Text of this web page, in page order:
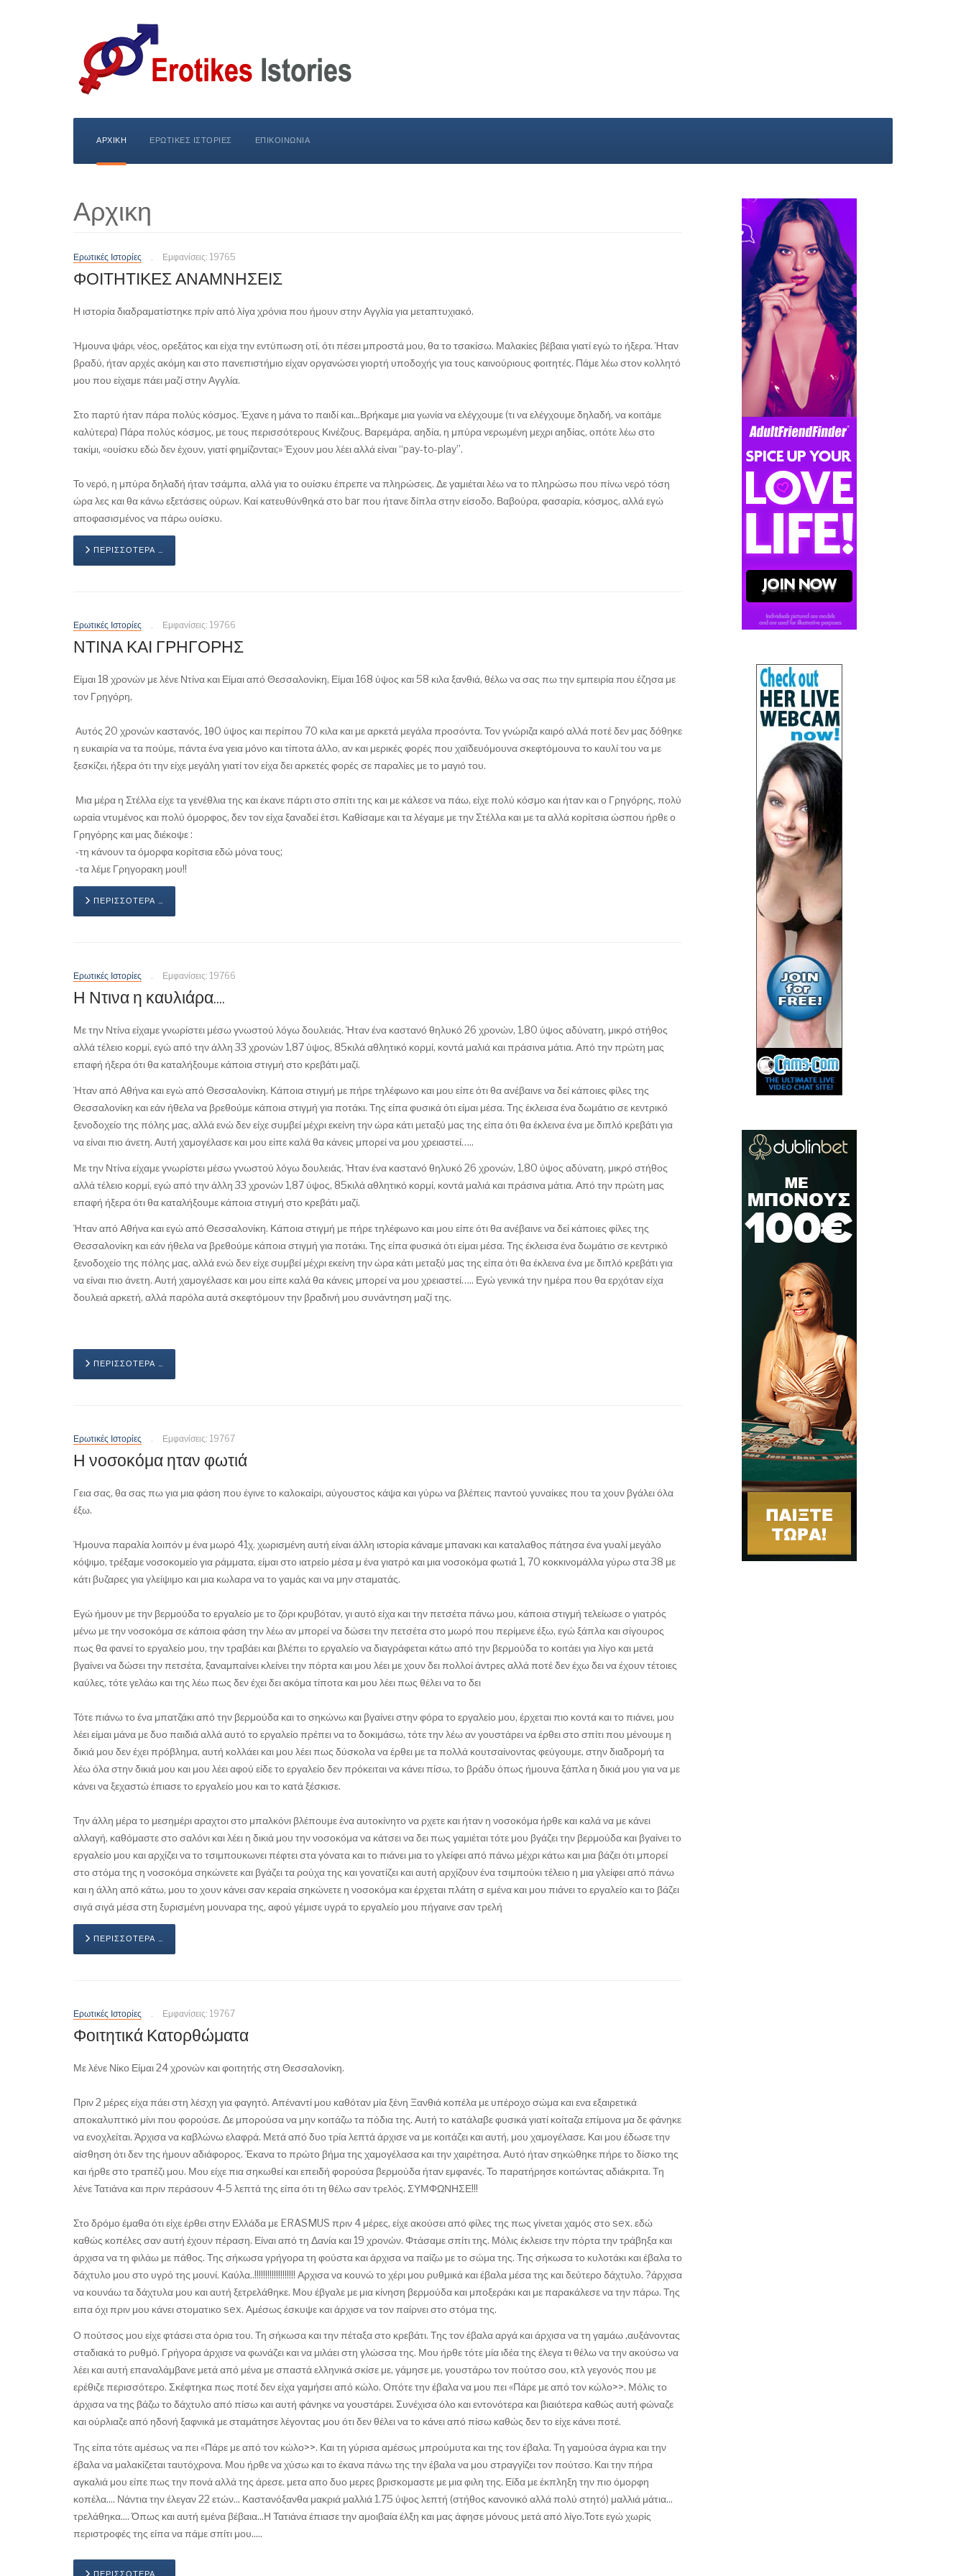
ΑΡΧΙΚΗ ΕΡΩΤΙΚΕΣ ΙΣΤΟΡΙΕΣ ΕΠΙΚΟΙΝΩΝΙΑ
Αρχικη
Ερωτικές Ιστορίες Εμφανίσεις: 19765
ΦΟΙΤΗΤΙΚΕΣ ΑΝΑΜΝΗΣΕΙΣ
Η ιστορία διαδραματίστηκε πρίν από λίγα χρόνια που ήμουν στην Αγγλία για μεταπτυχιακό.
Ήμουνα ψάρι, νέος, ορεξάτος και είχα την εντύπωση οτί, ότι πέσει μπροστά μου, θα το τσακίσω. Μαλακίες βέβαια γιατί εγώ το ήξερα. Ήταν
βραδύ, ήταν αρχές ακόμη και στο πανεπιστήμιο είχαν οργανώσει γιορτή υποδοχής για τους καινούριους φοιτητές. Πάμε λέω στον κολλητό
μου που είχαμε πάει μαζί στην Αγγλία.
Στο παρτύ ήταν πάρα πολύς κόσμος. Έχανε η μάνα το παιδί και...Βρήκαμε μια γωνία να ελέγχουμε (τι να ελέγχουμε δηλαδή, να κοιτάμε
καλύτερα) Πάρα πολύς κόσμος, με τους περισσότερους Κινέζους. Βαρεμάρα, αηδία, η μπύρα νερωμένη μεχρι αηδίας, οπότε λέω στο
τακίμι, «ουίσκυ εδώ δεν έχουν, γιατί φημίζονται;» Έχουν μου λέει αλλά είναι “pay-to-play”.
Το νερό, η μπύρα δηλαδή ήταν τσάμπα, αλλά για το ουίσκυ έπρεπε να πληρώσεις. Δε γαμιέται λέω να το πληρώσω που πίνω νερό τόση
ώρα λες και θα κάνω εξετάσεις ούρων. Καί κατευθύνθηκά στο bar που ήτανε δίπλα στην είσοδο. Βαβούρα, φασαρία, κόσμος, αλλά εγώ
αποφασισμένος να πάρω ουίσκυ.
ΠΕΡΙΣΣΌΤΕΡΑ …
Ερωτικές Ιστορίες Εμφανίσεις: 19766
ΝΤΙΝΑ ΚΑΙ ΓΡΗΓΟΡΗΣ
Είμαι 18 χρονών με λένε Ντίνα και Είμαι από Θεσσαλονίκη, Είμαι 168 ύψος και 58 κιλα ξανθιά, θέλω να σας πω την εμπειρία που έζησα με
τον Γρηγόρη,
Αυτός 20 χρονών καστανός, 1θ0 ύψος και περίπου 70 κιλα και με αρκετά μεγάλα προσόντα. Τον γνώριζα καιρό αλλά ποτέ δεν μας δόθηκε
η ευκαιρία να τα πούμε, πάντα ένα γεια μόνο και τίποτα άλλο, αν και μερικές φορές που χαϊδευόμουνα σκεφτόμουνα το καυλί του να με
ξεσκίζει, ήξερα ότι την είχε μεγάλη γιατί τον είχα δει αρκετές φορές σε παραλίες με το μαγιό του.
Μια μέρα η Στέλλα είχε τα γενέθλια της και έκανε πάρτι στο σπίτι της και με κάλεσε να πάω, είχε πολύ κόσμο και ήταν και ο Γρηγόρης, πολύ
ωραία ντυμένος και πολύ όμορφος, δεν τον είχα ξαναδεί έτσι. Καθίσαμε και τα λέγαμε με την Στέλλα και με τα αλλά κορίτσια ώσπου ήρθε ο
Γρηγόρης και μας διέκοψε :
-τη κάνουν τα όμορφα κορίτσια εδώ μόνα τους;
-τα λέμε Γρηγορακη μου!!
ΠΕΡΙΣΣΌΤΕΡΑ …
Ερωτικές Ιστορίες Εμφανίσεις: 19766
Η Ντινα η καυλιάρα....
Με την Ντίνα είχαμε γνωρίστει μέσω γνωστού λόγω δουλειάς. Ήταν ένα καστανό θηλυκό 26 χρονών, 1,80 ύψος αδύνατη, μικρό στήθος
αλλά τέλειο κορμί, εγώ από την άλλη 33 χρονών 1,87 ύψος, 85κιλά αθλητικό κορμί, κοντά μαλιά και πράσινα μάτια. Από την πρώτη μας
επαφή ήξερα ότι θα καταλήξουμε κάποια στιγμή στο κρεβάτι μαζί.
Ήταν από Αθήνα και εγώ από Θεσσαλονίκη. Κάποια στιγμή με πήρε τηλέφωνο και μου είπε ότι θα ανέβαινε να δεί κάποιες φίλες της
Θεσσαλονίκη και εάν ήθελα να βρεθούμε κάποια στιγμή για ποτάκι. Της είπα φυσικά ότι είμαι μέσα. Της έκλεισα ένα δωμάτιο σε κεντρικό
ξενοδοχείο της πόλης μας, αλλά ενώ δεν είχε συμβεί μέχρι εκείνη την ώρα κάτι μεταξύ μας της είπα ότι θα έκλεινα ένα με διπλό κρεβάτι για
να είναι πιο άνετη. Αυτή χαμογέλασε και μου είπε καλά θα κάνεις μπορεί να μου χρειαστεί…..
Με την Ντίνα είχαμε γνωρίστει μέσω γνωστού λόγω δουλειάς. Ήταν ένα καστανό θηλυκό 26 χρονών, 1,80 ύψος αδύνατη, μικρό στήθος
αλλά τέλειο κορμί, εγώ από την άλλη 33 χρονών 1,87 ύψος, 85κιλά αθλητικό κορμί, κοντά μαλιά και πράσινα μάτια. Από την πρώτη μας
επαφή ήξερα ότι θα καταλήξουμε κάποια στιγμή στο κρεβάτι μαζί.
Ήταν από Αθήνα και εγώ από Θεσσαλονίκη. Κάποια στιγμή με πήρε τηλέφωνο και μου είπε ότι θα ανέβαινε να δεί κάποιες φίλες της
Θεσσαλονίκη και εάν ήθελα να βρεθούμε κάποια στιγμή για ποτάκι. Της είπα φυσικά ότι είμαι μέσα. Της έκλεισα ένα δωμάτιο σε κεντρικό
ξενοδοχείο της πόλης μας, αλλά ενώ δεν είχε συμβεί μέχρι εκείνη την ώρα κάτι μεταξύ μας της είπα ότι θα έκλεινα ένα με διπλό κρεβάτι για
να είναι πιο άνετη. Αυτή χαμογέλασε και μου είπε καλά θα κάνεις μπορεί να μου χρειαστεί….. Εγώ γενικά την ημέρα που θα ερχόταν είχα
δουλειά αρκετή, αλλά παρόλα αυτά σκεφτόμουν την βραδινή μου συνάντηση μαζί της.
ΠΕΡΙΣΣΌΤΕΡΑ …
Ερωτικές Ιστορίες Εμφανίσεις: 19767
Η νοσοκόμα ηταν φωτιά
Γεια σας, θα σας πω για μια φάση που έγινε το καλοκαίρι, αύγουστος κάψα και γύρω να βλέπεις παντού γυναίκες που τα χουν βγάλει όλα
έξω.
Ήμουνα παραλία λοιπόν μ ένα μωρό 41χ. χωρισμένη αυτή είναι άλλη ιστορία κάναμε μπανακι και καταλαθος πάτησα ένα γυαλί μεγάλο
κόψιμο, τρέξαμε νοσοκομείο για ράμματα, είμαι στο ιατρείο μέσα μ ένα γιατρό και μια νοσοκόμα φωτιά 1, 70 κοκκινομάλλα γύρω στα 38 με
κάτι βυζαρες για γλείψιμο και μια κωλαρα να το γαμάς και να μην σταματάς.
Εγώ ήμουν με την βερμούδα το εργαλείο με το ζόρι κρυβόταν, γι αυτό είχα και την πετσέτα πάνω μου, κάποια στιγμή τελείωσε ο γιατρός
μένω με την νοσοκόμα σε κάποια φάση την λέω αν μπορεί να δώσει την πετσέτα στο μωρό που περίμενε έξω, εγώ ξάπλα και σίγουρος
πως θα φανεί το εργαλείο μου, την τραβάει και βλέπει το εργαλείο να διαγράφεται κάτω από την βερμούδα το κοιτάει για λίγο και μετά
βγαίνει να δώσει την πετσέτα, ξαναμπαίνει κλείνει την πόρτα και μου λέει με χουν δει πολλοί άντρες αλλά ποτέ δεν έχω δει να έχουν τέτοιες
καύλες, τότε γελάω και της λέω πως δεν έχει δει ακόμα τίποτα και μου λέει πως θέλει να το δει
Τότε πιάνω το ένα μπατζάκι από την βερμούδα και το σηκώνω και βγαίνει στην φόρα το εργαλείο μου, έρχεται πιο κοντά και το πιάνει, μου
λέει είμαι μάνα με δυο παιδιά αλλά αυτό το εργαλείο πρέπει να το δοκιμάσω, τότε την λέω αν γουστάρει να έρθει στο σπίτι που μένουμε η
δικιά μου δεν έχει πρόβλημα, αυτή κολλάει και μου λέει πως δύσκολα να έρθει με τα πολλά κουτσαίνοντας φεύγουμε, στην διαδρομή τα
λέω όλα στην δικιά μου και μου λέει αφού είδε το εργαλείο δεν πρόκειται να κάνει πίσω, το βράδυ όπως ήμουνα ξάπλα η δικιά μου για να με
κάνει να ξεχαστώ έπιασε το εργαλείο μου και το κατά ξέσκισε.
Την άλλη μέρα το μεσημέρι αραχτοι στο μπαλκόνι βλέπουμε ένα αυτοκίνητο να ρχετε και ήταν η νοσοκόμα ήρθε και καλά να με κάνει
αλλαγή, καθόμαστε στο σαλόνι και λέει η δικιά μου την νοσοκόμα να κάτσει να δει πως γαμιέται τότε μου βγάζει την βερμούδα και βγαίνει το
εργαλείο μου και αρχίζει να το τσιμπουκωνει πέφτει στα γόνατα και το πιάνει μια το γλείφει από πάνω μέχρι κάτω και μια βάζει ότι μπορεί
στο στόμα της η νοσοκόμα σηκώνετε και βγάζει τα ρούχα της και γονατίζει και αυτή αρχίζουν ένα τσιμπούκι τέλειο η μια γλείφει από πάνω
και η άλλη από κάτω, μου το χουν κάνει σαν κεραία σηκώνετε η νοσοκόμα και έρχεται πλάτη σ εμένα και μου πιάνει το εργαλείο και το βάζει
σιγά σιγά μέσα στη ξυρισμένη μουναρα της, αφού γέμισε υγρά το εργαλείο μου πήγαινε σαν τρελή
ΠΕΡΙΣΣΌΤΕΡΑ …
Ερωτικές Ιστορίες Εμφανίσεις: 19767
Φοιτητικά Κατορθώματα
Με λένε Νίκο Είμαι 24 χρονών και φοιτητής στη Θεσσαλονίκη.
Πριν 2 μέρες είχα πάει στη λέσχη για φαγητό. Απέναντί μου καθόταν μία ξένη Ξανθιά κοπέλα με υπέροχο σώμα και ενα εξαιρετικά
αποκαλυπτικό μίνι που φορούσε. Δε μπορούσα να μην κοιτάζω τα πόδια της. Αυτή το κατάλαβε φυσικά γιατί κοίταζα επίμονα μα δε φάνηκε
να ενοχλείται. Άρχισα να καβλώνω ελαφρά. Μετά από δυο τρία λεπτά άρχισε να με κοιτάζει και αυτή, μου χαμογέλασε. Και μου έδωσε την
αίσθηση ότι δεν της ήμουν αδιάφορος. Έκανα το πρώτο βήμα της χαμογέλασα και την χαιρέτησα. Αυτό ήταν σηκώθηκε πήρε το δίσκο της
και ήρθε στο τραπέζι μου. Μου είχε πια σηκωθεί και επειδή φορούσα βερμούδα ήταν εμφανές. Το παρατήρησε κοιτώντας αδιάκριτα. Τη
λένε Τατιάνα και πριν περάσουν 4-5 λεπτά της είπα ότι τη θέλω σαν τρελός. ΣΥΜΦΩΝΗΣΕ!!!
Στο δρόμο έμαθα ότι είχε έρθει στην Ελλάδα με ERASMUS πριν 4 μέρες, είχε ακούσει από φίλες της πως γίνεται χαμός στο sex. εδώ
καθώς κοπέλες σαν αυτή έχουν πέραση. Είναι από τη Δανία και 19 χρονών. Φτάσαμε σπίτι της. Μόλις έκλεισε την πόρτα την τράβηξα και
άρχισα να τη φιλάω με πάθος. Της σήκωσα γρήγορα τη φούστα και άρχισα να παίζω με το σώμα της. Της σήκωσα το κυλοτάκι και έβαλα το
δάχτυλο μου στο υγρό της μουνί. Καύλα..!!!!!!!!!!!!!!!!!!! Αρχισα να κουνώ το χέρι μου ρυθμικά και έβαλα μέσα της και δεύτερο δάχτυλο. ?άρχισα
να κουνάω τα δάχτυλα μου και αυτή ξετρελάθηκε. Μου έβγαλε με μια κίνηση βερμούδα και μποξεράκι και με παρακάλεσε να την πάρω. Της
ειπα όχι πριν μου κάνει στοματικο sex. Αμέσως έσκυψε και άρχισε να τον παίρνει στο στόμα της.
Ο πούτσος μου είχε φτάσει στα όρια του. Τη σήκωσα και την πέταξα στο κρεβάτι. Της τον έβαλα αργά και άρχισα να τη γαμάω ,αυξάνοντας
σταδιακά το ρυθμό. Γρήγορα άρχισε να φωνάζει και να μιλάει στη γλώσσα της. Μου ήρθε τότε μία ιδέα της έλεγα τι θέλω να την ακούσω να
λέει και αυτή επαναλάμβανε μετά από μένα με σπαστά ελληνικά σκίσε με, γάμησε με, γουστάρω τον πούτσο σου, κτλ γεγονός που με
ερέθιζε περισσότερο. Σκέφτηκα πως ποτέ δεν είχα γαμήσει από κώλο. Οπότε την έβαλα να μου πει «Πάρε με από τον κώλο>>. Μόλις το
άρχισα να της βάζω το δάχτυλο από πίσω και αυτή φάνηκε να γουστάρει. Συνέχισα όλο και εντονότερα και βιαιότερα καθώς αυτή φώναζε
και ούρλιαζε από ηδονή ξαφνικά με σταμάτησε λέγοντας μου ότι δεν θέλει να το κάνει από πίσω καθώς δεν το είχε κάνει ποτέ.
Της είπα τότε αμέσως να πει «Πάρε με από τον κώλο>>. Και τη γύρισα αμέσως μπρούμυτα και της τον έβαλα. Τη γαμούσα άγρια και την
έβαλα να μαλακίζεται ταυτόχρονα. Μου ήρθε να χύσω και το έκανα πάνω της την έβαλα να μου στραγγίζει τον πούτσο. Και την πήρα
αγκαλιά μου είπε πως την πονά αλλά της άρεσε. μετα απο δυο μερες βρισκομαστε με μια φιλη της. Είδα με έκπληξη την πιο όμορφη
κοπέλα.... Νάντια την έλεγαν 22 ετών... Καστανόξανθα μακριά μαλλιά 1.75 ύψος λεπτή (στήθος κανονικό αλλά πολύ στητό) μαλλιά μάτια...
τρελάθηκα.... Όπως και αυτή εμένα βέβαια...Η Τατιάνα έπιασε την αμοιβαία έλξη και μας άφησε μόνους μετά από λίγο.Τοτε εγώ χωρίς
περιστροφές της είπα να πάμε σπίτι μου.....